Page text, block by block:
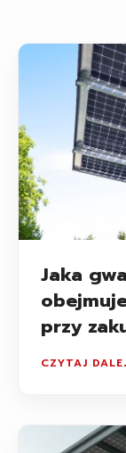
Jaka
przy
CZYTAJ